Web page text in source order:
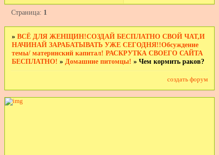
Страница: 1
» ВСЁ ДЛЯ ЖЕНЩИН!СОЗДАЙ БЕСПЛАТНО СВОЙ ЧАТ,И
НАЧИНАЙ ЗАРАБАТЫВАТЬ УЖЕ СЕГОДНЯ!!Обсуждение
темы/ материнский капитал! РАСКРУТКА СВОЕГО САЙТА
БЕСПЛАТНО! » Домашние питомцы! » Чем кормить раков?
создать форум